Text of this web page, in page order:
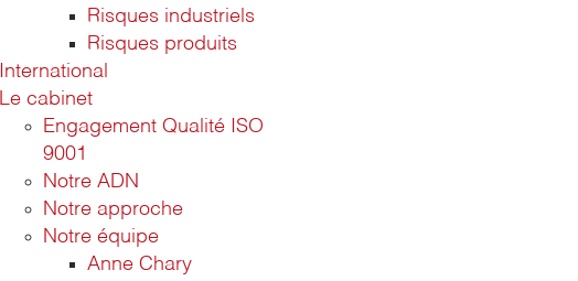
Risques industriels
Risques produits
International
Le cabinet
Engagement Qualité ISO
9001
Notre ADN
Notre approche
Notre équipe
Anne Chary